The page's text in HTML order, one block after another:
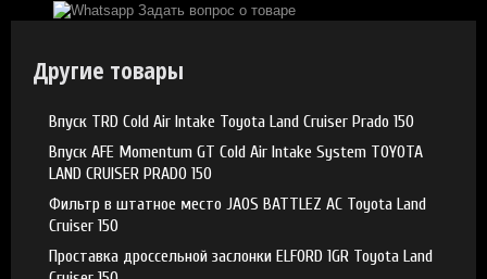
Задать вопрос о товаре
Другие товары
Впуск TRD Cold Air Intake Toyota Land Cruiser Prado 150
Впуск AFE Momentum GT Cold Air Intake System TOYOTA
LAND CRUISER PRADO 150
Фильтр в штатное место JAOS BATTLEZ AC Toyota Land
Cruiser 150
Проставка дроссельной заслонки ELFORD 1GR Toyota Land